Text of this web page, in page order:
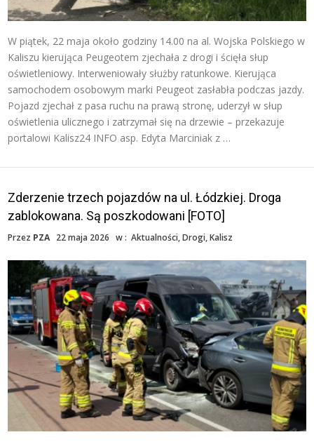
W piątek, 22 maja około godziny 14.00 na al. Wojska Polskiego w
Kaliszu kierująca Peugeotem zjechała z drogi i ścięła słup
oświetleniowy. Interweniowały służby ratunkowe. Kierująca
samochodem osobowym marki Peugeot zasłabła podczas jazdy.
Pojazd zjechał z pasa ruchu na prawą stronę, uderzył w słup
oświetlenia ulicznego i zatrzymał się na drzewie – przekazuje
portalowi Kalisz24 INFO asp. Edyta Marciniak z …
Zderzenie trzech pojazdów na ul. Łódzkiej. Droga
zablokowana. Są poszkodowani [FOTO]
Przez PZA 22 maja 2026 w :Aktualności,Drogi,Kalisz